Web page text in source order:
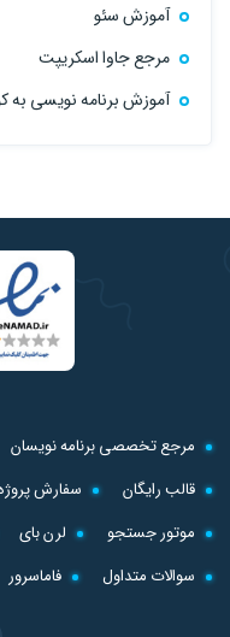
آموزش سئو
مرجع جاوا اسکریپت
آموزش برنامه نویسی به
مرجع تخصصی برنامه نویسان
قالب رایگان
سفارش
موتور جستجو
لرن بای
سوالات متداول
فاماسرور